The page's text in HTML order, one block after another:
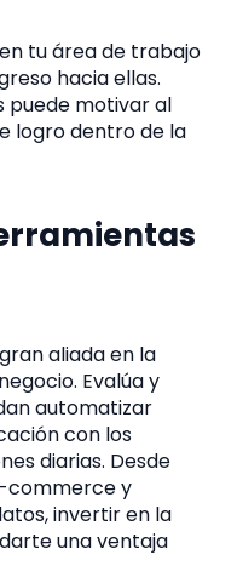
tu área de trabajo
hacia ellas.
puede motivar al
logro dentro de la
aliada en la
Evalúa y
automatizar
con los
diarias. Desde
commerce y
invertir en la
una ventaja